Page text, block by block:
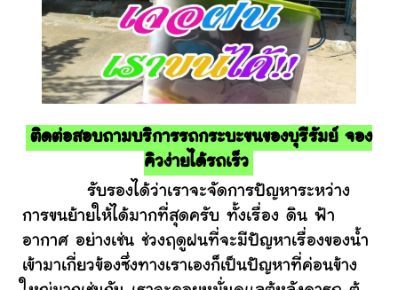
ติดต่อสอบถามบริการรถกระบะขนของบุรีรัมย์ จอง
คิวง่ายได้รถเร็ว
รับรองได้ว่าเราจะจัดการปัญหาระหว่าง
การขนย้ายให้ได้มากที่สุดครับ ทั้งเรื่อง ดิน ฟ้า
อากาศ อย่างเช่น ช่วงฤดูฝนที่จะมีปัญหาเรื่องของน้ำ
เข้ามาเกี่ยวข้องซึ่งทางเราเองก็เป็นปัญหาที่ค่อนข้าง